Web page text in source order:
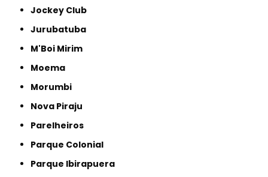
Jockey Club
Jurubatuba
M'Boi Mirim
Moema
Morumbi
Nova Piraju
Parelheiros
Parque Colonial
Parque Ibirapuera